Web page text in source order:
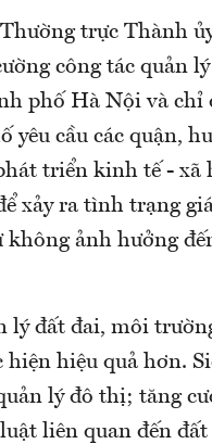
trực Thành
công tác quản
phố Hà Nội và
yêu cầu các quận,
triển kinh tế - xã
xảy ra tình trạng
ảnh hưởng
lý đất đai, môi
hiệu quả hơn.
lý đô thị; tăng
liên quan đến